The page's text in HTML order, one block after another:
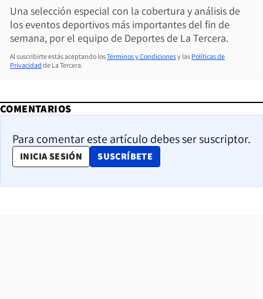
Una selección especial con la cobertura y análisis de
los eventos deportivos más importantes del fin de
semana, por el equipo de Deportes de La Tercera.
Al suscribirte estás aceptando losTérminos y Condicionesy las Políticas de
Privacidad de La Tercera.
COMENTARIOS
Para comentar este artículo debes ser suscriptor.
INICIA SESIÓN SUSCRÍBETE
OPENS IN NEW WINDOW